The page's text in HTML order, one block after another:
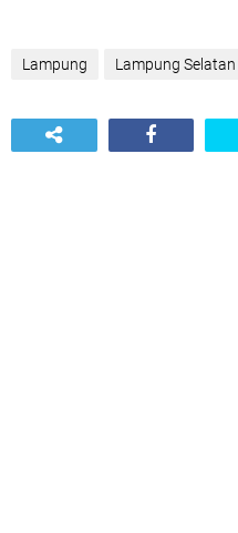
Lampung Lampung Selatan